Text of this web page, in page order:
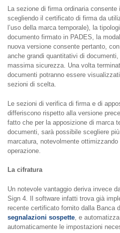
La sezione di firma ordinaria
scegliendo il certificato di firma da
l’uso della marca temporale), la
documento firmato in PADES, la
nuova versione consente pertanto,
anche grandi quantitativi di
massima sicurezza. Una volta
documenti potranno essere
sezioni di scelta.
Le sezioni di verifica di firma e di
differiscono rispetto alla versione
fatto che per la apposizione di marca
documenti, sarà possibile scegliere
marcatura, notevolmente
operazione.
La cifratura
Un notevole vantaggio deriva invece
Sign 4. Il software infatti trova già
recente certificato fornito dalla Banca
segnalazioni sospette , e
automaticamente le impostazioni